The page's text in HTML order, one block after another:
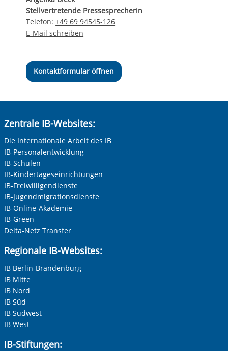
Stellvertretende Pressesprecherin
Telefon:+49 69 94545-126
E-Mail schreiben
Kontaktformular öffnen
Zentrale IB-Websites:
Die Internationale Arbeit des IB
IB-Personalentwicklung
IB-Schulen
IB-Kindertageseinrichtungen
IB-Freiwilligendienste
IB-Jugendmigrationsdienste
IB-Online-Akademie
IB-Green
Delta-Netz Transfer
Regionale IB-Websites:
IB Berlin-Brandenburg
IB Mitte
IB Nord
IB Süd
IB Südwest
IB West
IB-Stiftungen: